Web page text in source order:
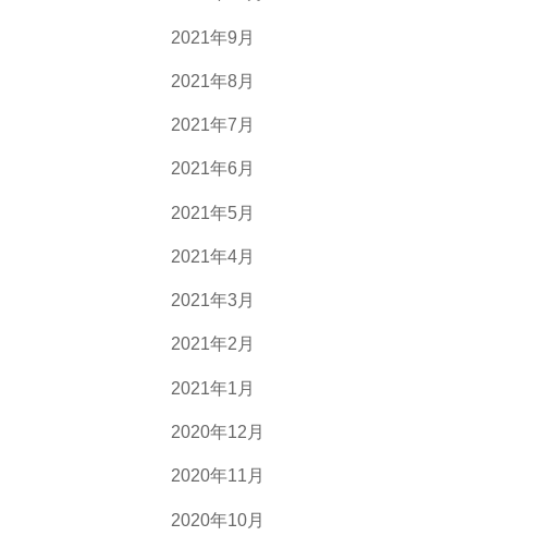
2021年9月
2021年8月
2021年7月
2021年6月
2021年5月
2021年4月
2021年3月
2021年2月
2021年1月
2020年12月
2020年11月
2020年10月